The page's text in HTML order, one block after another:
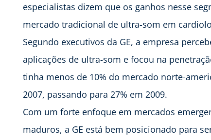
especialistas dizem que os ganhos nesse
mercado tradicional de ultra-som em
Segundo executivos da GE, a empresa
aplicações de ultra-som e focou na
tinha menos de 10% do mercado norte-
2007, passando para 27% em 2009.
Com um forte enfoque em mercados
maduros, a GE está bem posicionado para